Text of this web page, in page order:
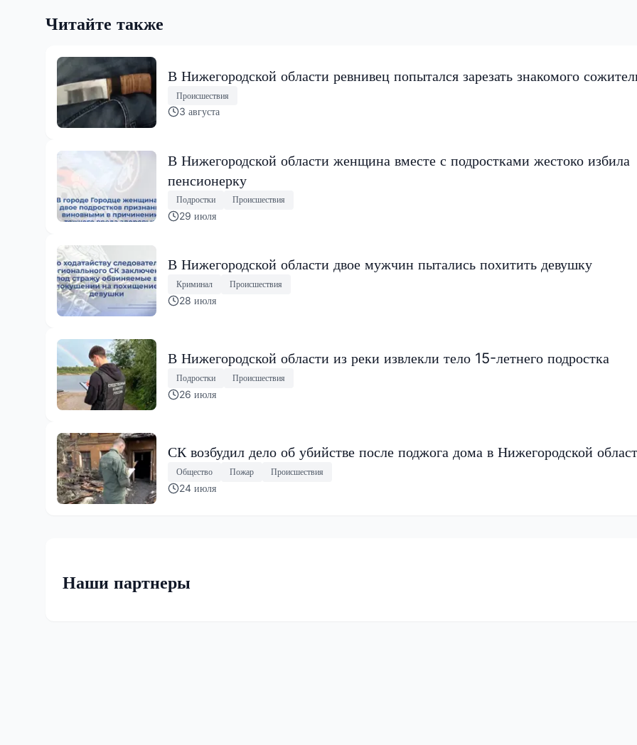
Читайте также
В Нижегородской области ревнивец попытался зарезать знакомого
Происшествия
3 августа
В Нижегородской области женщина вместе с подростками жестоко избила
пенсионерку
Подростки Происшествия
29 июля
В Нижегородской области двое мужчин пытались похитить девушку
Криминал Происшествия
28 июля
В Нижегородской области из реки извлекли тело 15-летнего подростка
Подростки Происшествия
26 июля
СК возбудил дело об убийстве после поджога дома в Нижегородской
Общество Пожар Происшествия
24 июля
Наши партнеры